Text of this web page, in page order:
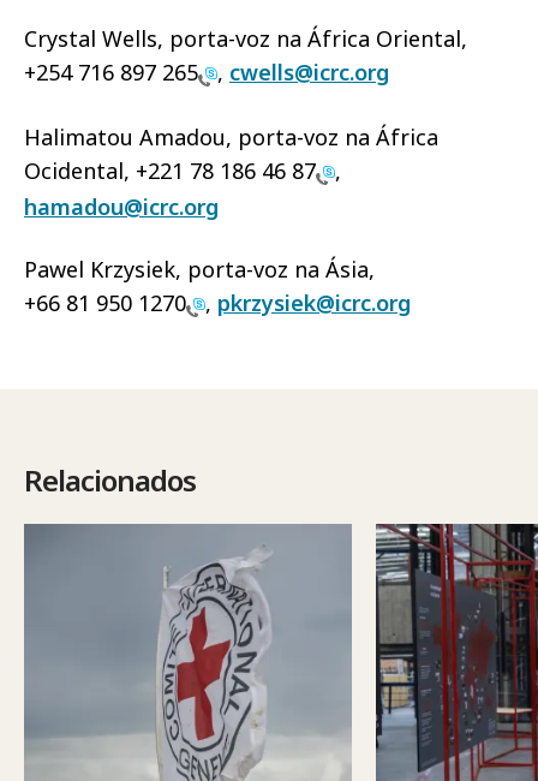
Crystal Wells, porta-voz na África Oriental,
+254 716 897 265
, cwells@icrc.org
Halimatou Amadou, porta-voz na África
Ocidental, +221 78 186 46 87
,
hamadou@icrc.org
Pawel Krzysiek, porta-voz na Ásia,
+66 81 950 1270
, pkrzysiek@icrc.org
Relacionados